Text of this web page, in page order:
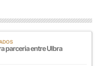
parceria entre Ulbra